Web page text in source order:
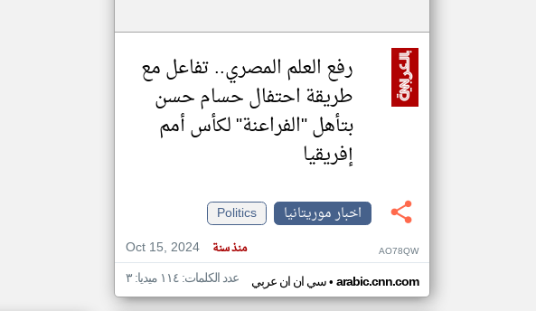
رفع العلم المصري.. تفاعل مع
طريقة احتفال حسام حسن
بتأهل "الفراعنة" لكأس أمم
إفريقيا
اخبار موريتانيا
Politics
Oct 15, 2024
منذ سنة AO78QW
سي ان ان عربي• arabic.cnn.com عدد الكلمات: ١١٤ ميديا: ٣